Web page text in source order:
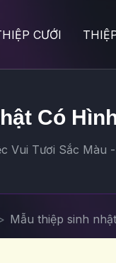
CƯỚI
Có
Vui Tươi Sắc Màu
Mẫu thiệp sinh